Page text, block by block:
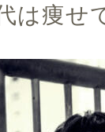
は痩せ